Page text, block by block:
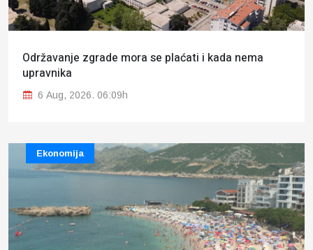
Održavanje zgrade mora se plaćati i kada nema
upravnika
6 Aug, 2026. 06:09h
Ekonomija